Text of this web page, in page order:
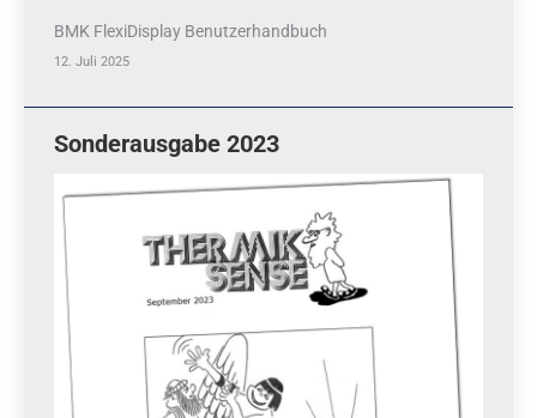
BMK FlexiDisplay Benutzerhandbuch
12. Juli 2025
Sonderausgabe 2023